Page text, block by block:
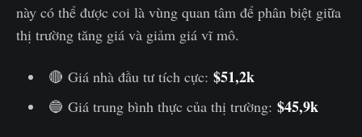
này có thể được coi là vùng quan tâm để phân biệt giữa
thị trường tăng giá và giảm giá vĩ mô.
🔴 Giá nhà đầu tư tích cực: $51,2k
🔵 Giá trung bình thực của thị trường: $45,9k